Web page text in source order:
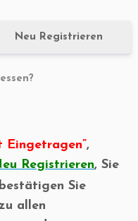
Neu Registrieren
Eingetragen”,
Registrieren, Sie
Sie
allen